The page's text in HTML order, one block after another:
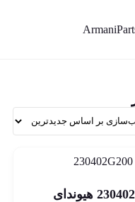
پیستون پین موتور کد 230402G200 هیوندای